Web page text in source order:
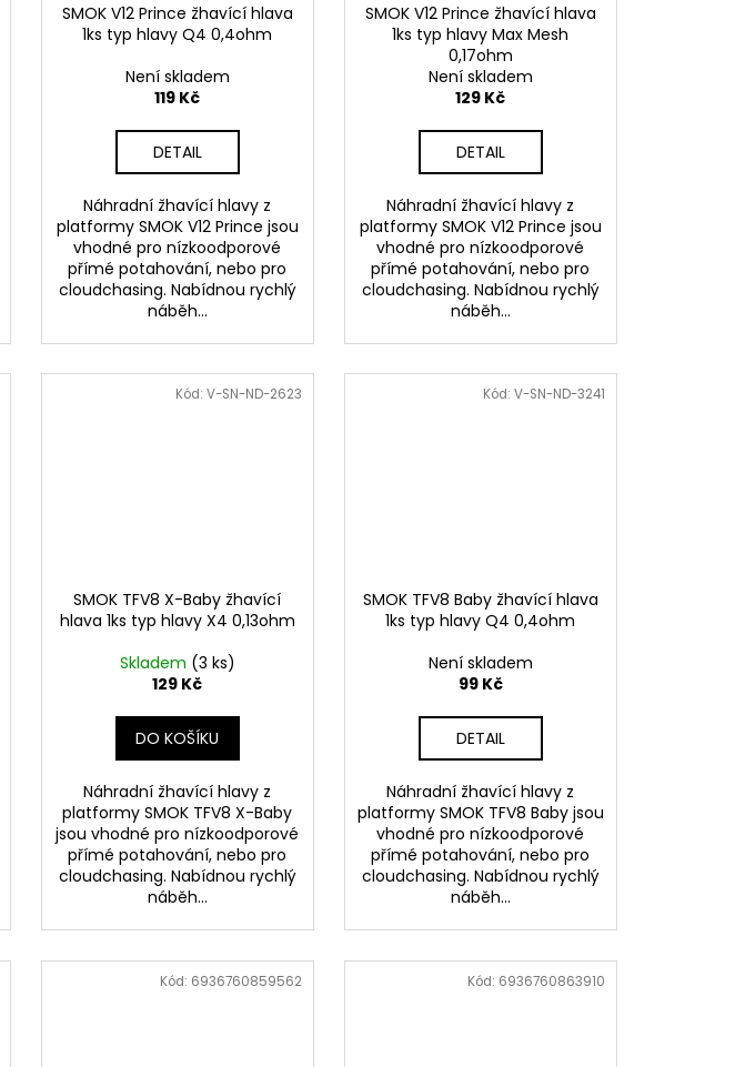
SMOK V12 Prince žhavící hlava
1ks typ hlavy Q4 0,4ohm
Není skladem
119 Kč
DETAIL
Náhradní žhavící hlavy z
platformy SMOK V12 Prince jsou
vhodné pro nízkoodporové
přímé potahování, nebo pro
cloudchasing. Nabídnou rychlý
náběh...
SMOK V12 Prince žhavící hlava
1ks typ hlavy Max Mesh
0,17ohm
Není skladem
129 Kč
DETAIL
Náhradní žhavící hlavy z
platformy SMOK V12 Prince jsou
vhodné pro nízkoodporové
přímé potahování, nebo pro
cloudchasing. Nabídnou rychlý
náběh...
SMOK TFV8 X-Baby žhavící
hlava 1ks typ hlavy X4 0,13ohm
Skladem (3 ks)
129 Kč
DO KOŠÍKU
Náhradní žhavící hlavy z
platformy SMOK TFV8 X-Baby
jsou vhodné pro nízkoodporové
přímé potahování, nebo pro
cloudchasing. Nabídnou rychlý
náběh...
Kód: V-SN-ND-2623
SMOK TFV8 Baby žhavící hlava
1ks typ hlavy Q4 0,4ohm
Není skladem
99 Kč
DETAIL
Náhradní žhavící hlavy z
platformy SMOK TFV8 Baby jsou
vhodné pro nízkoodporové
přímé potahování, nebo pro
cloudchasing. Nabídnou rychlý
náběh...
Kód: V-SN-ND-3241
Kód: 6936760859562 Kód: 6936760863910